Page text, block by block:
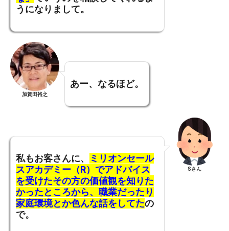
うになりまして。
加賀田裕之
あー、なるほど。
私もお客さんに、
ミリオンセール
スアカデミー（R）でアドバイス
を受けたその方の価値観を知りた
かったところから、職業だったり
家庭環境とか色んな話をしてたの
で。
Sさん